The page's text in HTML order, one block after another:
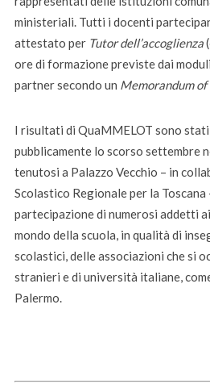
ministeriali. Tutti i docenti
attestato per Tutor dell’accoglienza
ore di formazione previste dai
partner secondo un Memorandum
I risultati di QuaMMELOT sono
pubblicamente lo scorso settembre
tenutosi a Palazzo Vecchio – in
Scolastico Regionale per la Toscana
partecipazione di numerosi addetti
mondo della scuola, in qualità di
scolastici, delle associazioni che si
stranieri e di università italiane,
Palermo.